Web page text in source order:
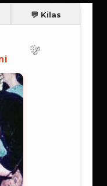
pelajar
—
di sebuah
tentang
anak
granat di
Ngaglik dan
di SMP